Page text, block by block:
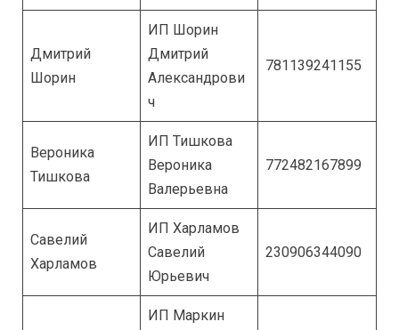
Дмитрий
Шорин
ИП Шорин
Дмитрий
Александрови
ч
781139241155
Вероника
Тишкова
ИП Тишкова
Вероника
Валерьевна
772482167899
Савелий
Харламов
ИП Харламов
Савелий
Юрьевич
230906344090
ИП Маркин